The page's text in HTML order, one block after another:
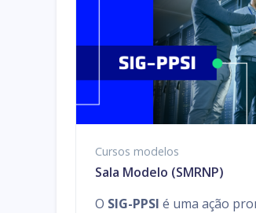
Cursos modelos
Sala Modelo (SMRNP)
O SIG-PPSI é uma ação